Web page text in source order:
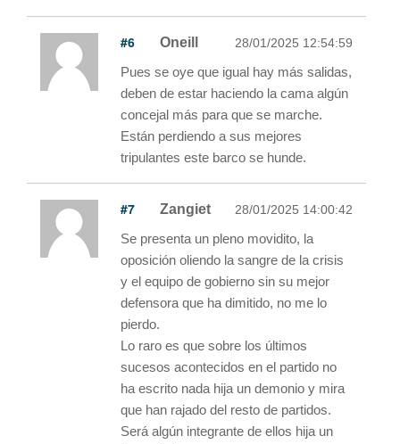
#6 Oneill 28/01/2025 12:54:59
Pues se oye que igual hay más salidas,
deben de estar haciendo la cama algún
concejal más para que se marche.
Están perdiendo a sus mejores
tripulantes este barco se hunde.
#7 Zangiet 28/01/2025 14:00:42
Se presenta un pleno movidito, la
oposición oliendo la sangre de la crisis
y el equipo de gobierno sin su mejor
defensora que ha dimitido, no me lo
pierdo.
Lo raro es que sobre los últimos
sucesos acontecidos en el partido no
ha escrito nada hija un demonio y mira
que han rajado del resto de partidos.
Será algún integrante de ellos hija un